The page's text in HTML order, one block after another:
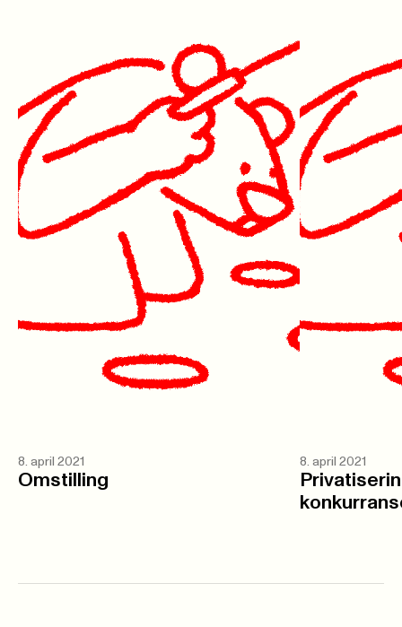
8. april 2021
Omstilling
8. april 2021